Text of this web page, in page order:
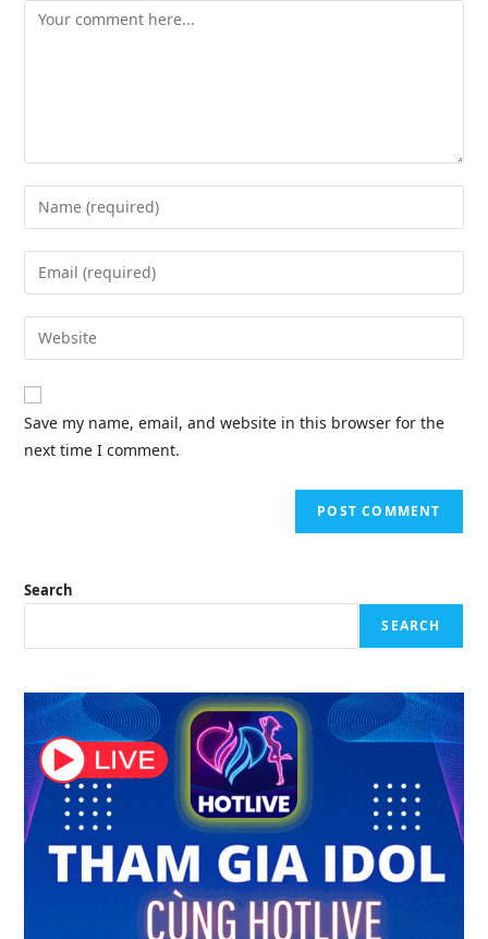
Comment
Enter
your
name
comment
Enter
your
email
address
comment
Enter
your
website
URL
(optional)
Save my name, email, and website in this browser for the
next time I comment.
Search
SEARCH